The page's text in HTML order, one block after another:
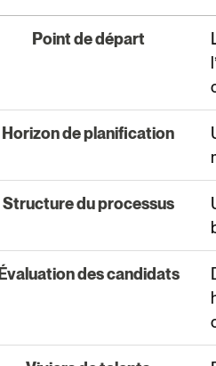
Point de départ
Horizon de planification
Structure du processus
Évaluation des candidats